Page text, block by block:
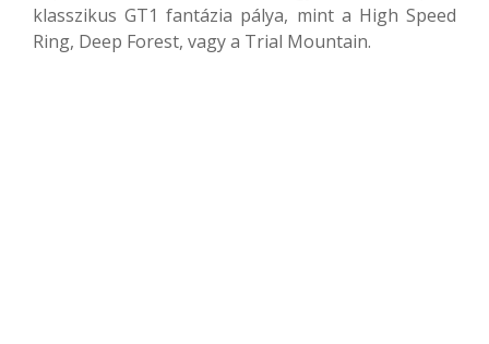
klasszikus GT1 fantázia pálya, mint a High Speed
Ring, Deep Forest, vagy a Trial Mountain.